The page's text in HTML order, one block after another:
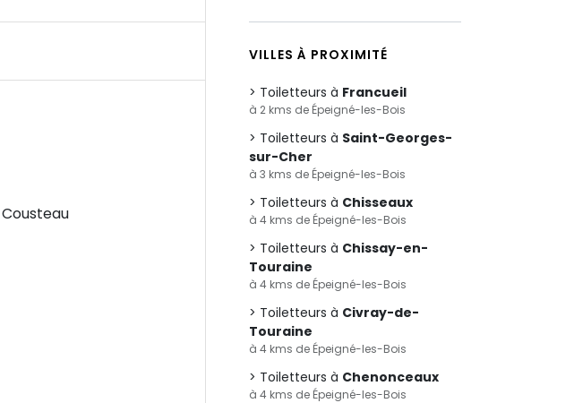
VILLES À PROXIMITÉ
Toiletteurs à Francueil
à 2 kms de Épeigné-les-Bois
Toiletteurs à Saint-Georges-
sur-Cher
à 3 kms de Épeigné-les-Bois
Toiletteurs à Chisseaux
à 4 kms de Épeigné-les-Bois
Toiletteurs à Chissay-en-
Touraine
à 4 kms de Épeigné-les-Bois
Toiletteurs à Civray-de-
Touraine
à 4 kms de Épeigné-les-Bois
Toiletteurs à Chenonceaux
à 4 kms de Épeigné-les-Bois